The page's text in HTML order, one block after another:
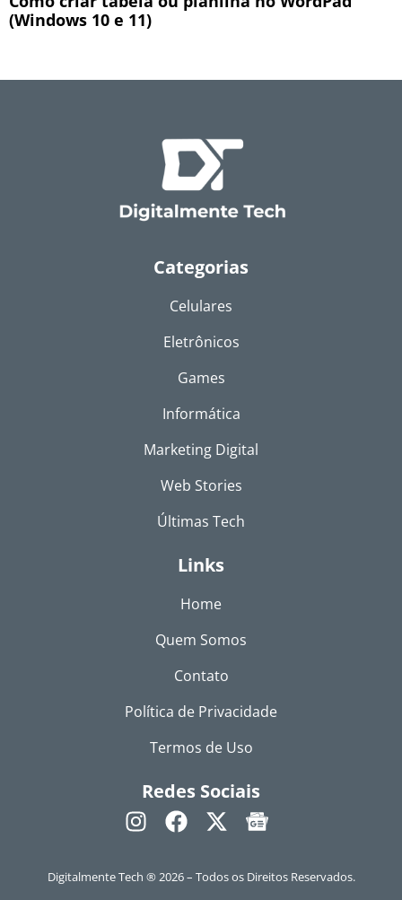
(Windows 10 e 11)
Categorias
Celulares
Eletrônicos
Games
Informática
Marketing Digital
Web Stories
Últimas Tech
Links
Home
Quem Somos
Contato
Política de Privacidade
Termos de Uso
Redes Sociais
Digitalmente Tech ® 2026 – Todos os Direitos Reservados.